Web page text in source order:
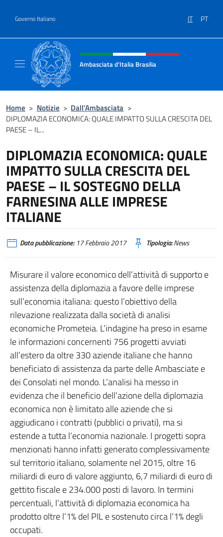
Governo Italiano IT PT
Intestazione sito, social e menù
Ambasciata d'Italia Brasilia
Home > Notizie > Dall’Ambasciata >
DIPLOMAZIA ECONOMICA: QUALE IMPATTO SULLA CRESCITA DEL
PAESE – IL...
DIPLOMAZIA ECONOMICA: QUALE
IMPATTO SULLA CRESCITA DEL
PAESE – IL SOSTEGNO DELLA
FARNESINA ALLE IMPRESE
ITALIANE
Data pubblicazione:17 Febbraio 2017 Tipologia:News
Misurare il valore economico dell’attività di supporto e
assistenza della diplomazia a favore delle imprese
sull’economia italiana: questo l’obiettivo della
rilevazione realizzata dalla società di analisi
economiche Prometeia. L’indagine ha preso in esame
le informazioni concernenti 756 progetti avviati
all’estero da oltre 330 aziende italiane che hanno
beneficiato di assistenza da parte delle Ambasciate e
dei Consolati nel mondo. L’analisi ha messo in
evidenza che il beneficio dell’azione della diplomazia
economica non è limitato alle aziende che si
aggiudicano i contratti (pubblici o privati), ma si
estende a tutta l’economia nazionale. I progetti sopra
menzionati hanno infatti generato complessivamente
sul territorio italiano, solamente nel 2015, oltre 16
miliardi di euro di valore aggiunto, 6,7 miliardi di euro di
gettito fiscale e 234.000 posti di lavoro. In termini
percentuali, l’attività di diplomazia economica ha
prodotto oltre l’1% del PIL e sostenuto circa l’1% degli
occupati.